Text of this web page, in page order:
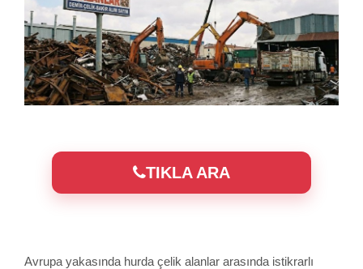
TIKLA ARA
Avrupa yakasında hurda çelik alanlar arasında istikrarlı